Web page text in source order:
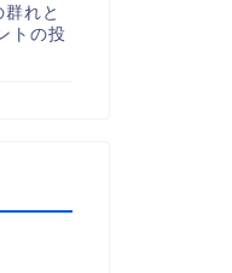
れと
トの投